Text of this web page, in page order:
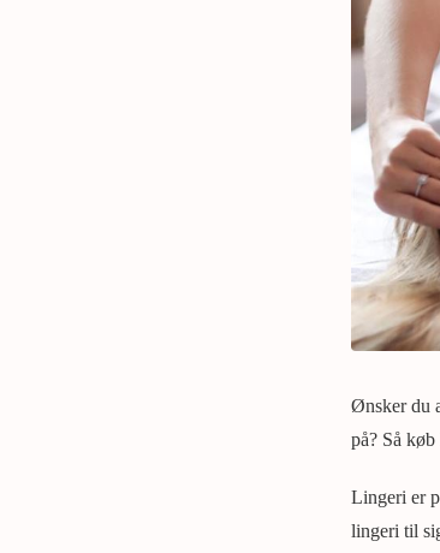
Ønsker du
på? Så
Lingeri er
lingeri til